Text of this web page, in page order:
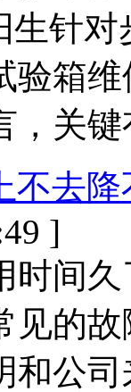
生针
验箱
，关
不去
]
时间
见的
和公